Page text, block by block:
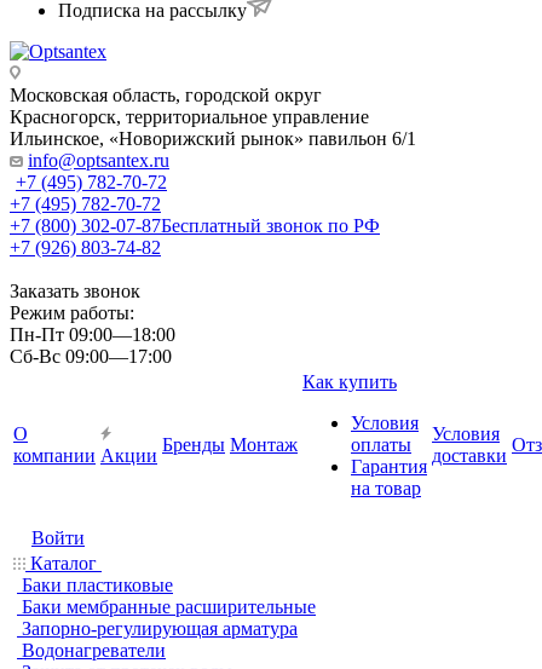
Подписка на рассылку
Московская область, городской округ
Красногорск, территориальное управление
Ильинское, «Новорижский рынок» павильон 6/1
info@optsantex.ru
+7 (495) 782-70-72
+7 (495) 782-70-72
+7 (800) 302-07-87Бесплатный звонок по РФ
+7 (926) 803-74-82
Заказать звонок
Режим работы:
Пн-Пт 09:00—18:00
Сб-Вс 09:00—17:00
О
компании Акции
Бренды Монтаж
Как купить
Условия
оплаты
Гарантия
на товар
Условия
доставки
Войти
Каталог
Баки пластиковые
Баки мембранные расширительные
Запорно-регулирующая арматура
Водонагреватели